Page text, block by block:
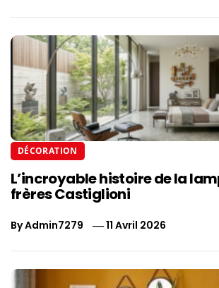
DÉCORATION
L’incroyable histoire de la
frères Castiglioni
ByAdmin7279 11 Avril 2026